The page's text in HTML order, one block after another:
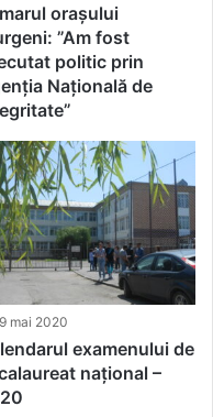
orașului
”Am fost
politic prin
Națională de
mai 2020
examenului de
național –